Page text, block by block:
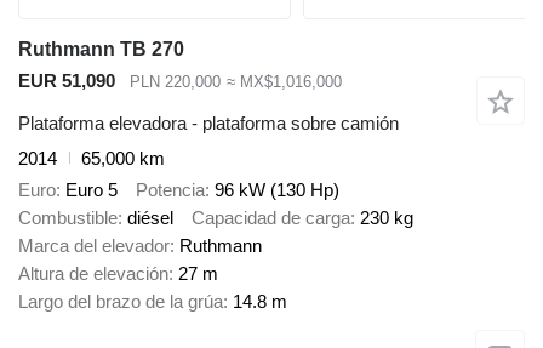
Ruthmann TB 270
EUR 51,090
PLN 220,000 ≈ MX$1,016,000
Plataforma elevadora - plataforma sobre camión
2014
65,000 km
Euro Euro 5 Potencia 96 kW (130 Hp)
Combustible diésel Capacidad de carga 230 kg
Marca del elevador Ruthmann
Altura de elevación 27 m
Largo del brazo de la grúa 14.8 m